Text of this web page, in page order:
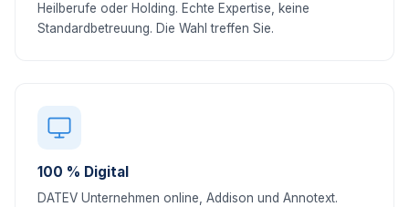
Heilberufe oder Holding. Echte Expertise, keine
Standardbetreuung. Die Wahl treffen Sie.
100 % Digital
DATEV Unternehmen online, Addison und Annotext.